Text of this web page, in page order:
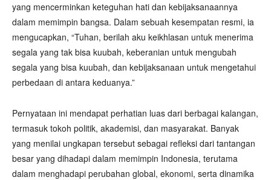
yang mencerminkan keteguhan hati dan kebijaksanaannya
dalam memimpin bangsa. Dalam sebuah kesempatan resmi, ia
mengucapkan, “Tuhan, berilah aku keikhlasan untuk menerima
segala yang tak bisa kuubah, keberanian untuk mengubah
segala yang bisa kuubah, dan kebijaksanaan untuk mengetahui
perbedaan di antara keduanya.”
Pernyataan ini mendapat perhatian luas dari berbagai kalangan,
termasuk tokoh politik, akademisi, dan masyarakat. Banyak
yang menilai ungkapan tersebut sebagai refleksi dari tantangan
besar yang dihadapi dalam memimpin Indonesia, terutama
dalam menghadapi perubahan global, ekonomi, serta dinamika